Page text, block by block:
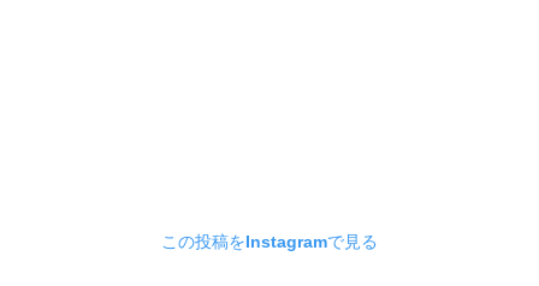
この投稿をInstagramで見る